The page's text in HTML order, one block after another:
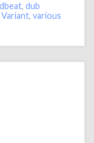
, dub
Variant, various